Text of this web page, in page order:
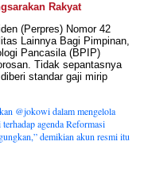
Rakyat
(Perpres) Nomor 42
Lainnya Bagi Pimpinan,
Pancasila (BPIP)
Tidak sepantasnya
standar gaji mirip
@jokowi dalam mengelola
agenda Reformasi
demikian akun resmi itu